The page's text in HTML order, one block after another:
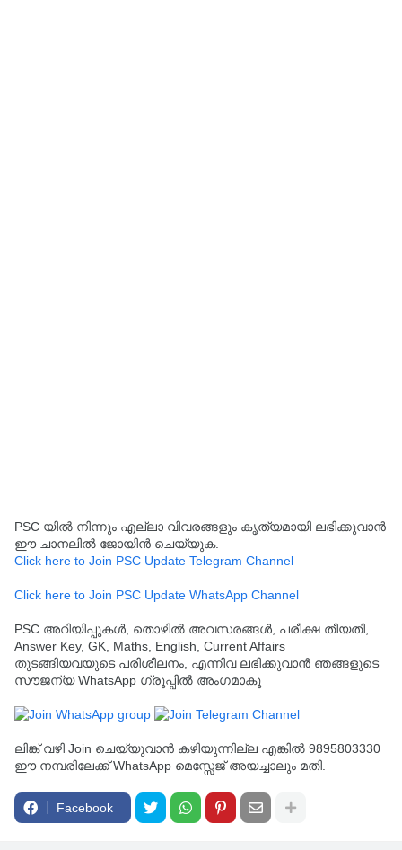
PSC യിൽ നിന്നും എല്ലാ വിവരങ്ങളും കൃത്യമായി ലഭിക്കുവാൻ
ഈ ചാനലിൽ ജോയിൻ ചെയ്യുക.
Click here to Join PSC Update Telegram Channel
Click here to Join PSC Update WhatsApp Channel
PSC അറിയിപ്പുകൾ, തൊഴിൽ അവസരങ്ങൾ, പരീക്ഷ തീയതി,
Answer Key, GK, Maths, English, Current Affairs
തുടങ്ങിയവയുടെ പരിശീലനം, എന്നിവ ലഭിക്കുവാൻ ഞങ്ങളുടെ
സൗജന്യ WhatsApp ഗ്രൂപ്പിൽ അംഗമാകൂ
ലിങ്ക് വഴി Join ചെയ്യുവാൻ കഴിയുന്നില്ല എങ്കിൽ 9895803330
ഈ നമ്പരിലേക്ക് WhatsApp മെസ്സേജ് അയച്ചാലും മതി.
Facebook